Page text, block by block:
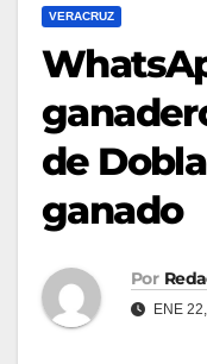
VERACRUZ
de
ganado
Por
ENE